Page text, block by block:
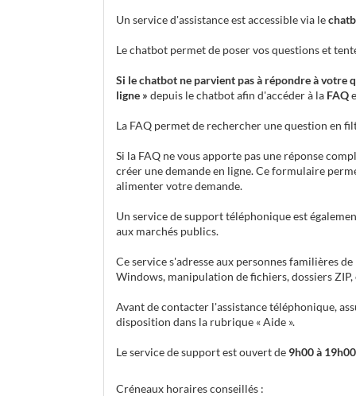
Un service d'assistance est accessible via le
Le chatbot permet de poser vos questions et
Si le chatbot ne parvient pas à répondre à votre
ligne » depuis le chatbot afin d'accéder à la FAQ
La FAQ permet de rechercher une question en
Si la FAQ ne vous apporte pas une réponse
créer une demande en ligne. Ce formulaire
alimenter votre demande.
Un service de support téléphonique est
aux marchés publics.
Ce service s'adresse aux personnes familières
Windows, manipulation de fichiers, dossiers
Avant de contacter l'assistance téléphonique,
disposition dans la rubrique « Aide ».
Le service de support est ouvert de 9h00 à 19h00
Créneaux horaires conseillés :